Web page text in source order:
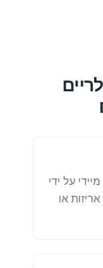
על ידי
או